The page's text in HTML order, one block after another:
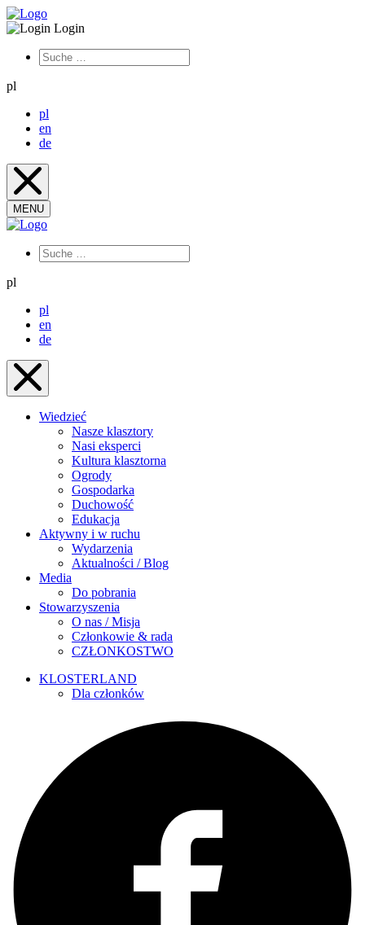
Login
pl
pl
en
de
MENU
pl
pl
en
de
Wiedzieć
Nasze klasztory
Nasi eksperci
Kultura klasztorna
Ogrody
Gospodarka
Duchowość
Edukacja
Aktywny i w ruchu
Wydarzenia
Aktualności / Blog
Media
Do pobrania
Stowarzyszenia
O nas / Misja
Członkowie & rada
CZŁONKOSTWO
KLOSTERLAND
Dla członków